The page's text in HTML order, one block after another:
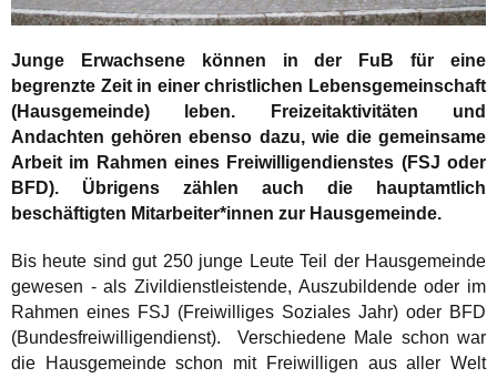
Junge Erwachsene können in der FuB für eine
begrenzte Zeit in einer christlichen Lebensgemeinschaft
(Hausgemeinde) leben. Freizeitaktivitäten und
Andachten gehören ebenso dazu, wie die gemeinsame
Arbeit im Rahmen eines Freiwilligendienstes (FSJ oder
BFD). Übrigens zählen auch die hauptamtlich
beschäftigten Mitarbeiter*innen zur Hausgemeinde.
Bis heute sind gut 250 junge Leute Teil der Hausgemeinde
gewesen - als Zivildienstleistende, Auszubildende oder im
Rahmen eines FSJ (Freiwilliges Soziales Jahr) oder BFD
(Bundesfreiwilligendienst). Verschiedene Male schon war
die Hausgemeinde schon mit Freiwilligen aus aller Welt